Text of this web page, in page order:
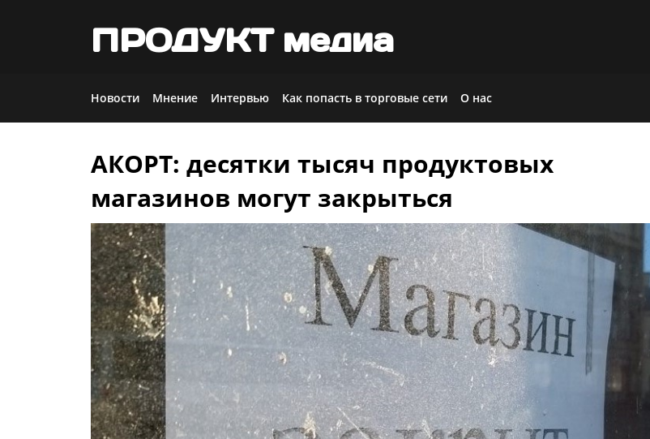
ПРОДУКТ медиа
Новости Мнение Интервью Как попасть в торговые сети О нас
Skip
content
АКОРТ: десятки тысяч продуктовых
магазинов могут закрыться